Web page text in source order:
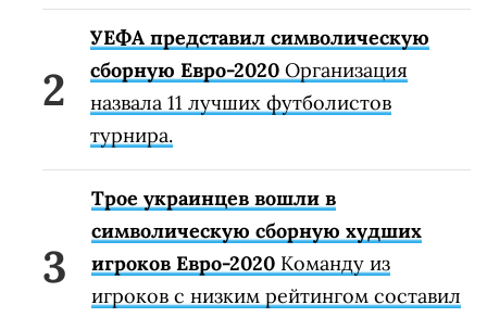
УЕФА представил символическую
сборную Евро-2020 Организация
назвала 11 лучших футболистов
турнира.
Трое украинцев вошли в
символическую сборную худших
игроков Евро-2020 Команду из
игроков с низким рейтингом составил